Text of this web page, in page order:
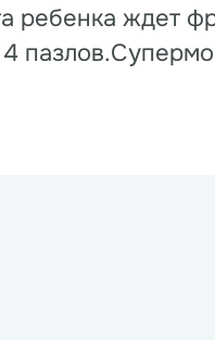
ребенка ждет